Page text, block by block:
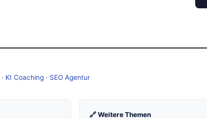
· KI Coaching · SEO Agentur
🔗 Weitere Themen